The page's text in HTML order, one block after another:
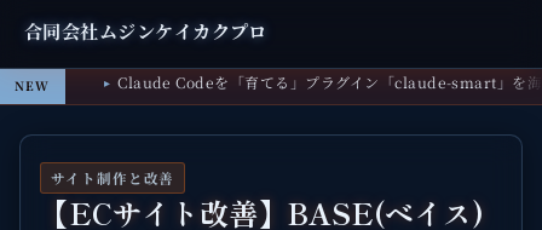
合同会社ムジンケイカクプロ
NEW CodeGraph｜コードを知識グラフ化してAIの無駄な探索を
サイト制作と改善
【ECサイト改善】BASE(ベイス)